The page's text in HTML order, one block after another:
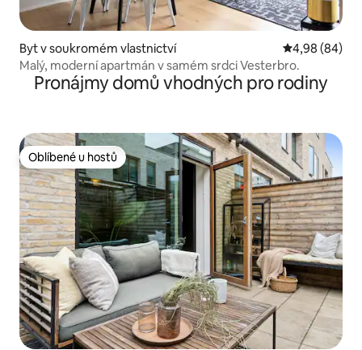
Byt v soukromém vlastnictví Průměrné
4,98 (84)
Malý, moderní apartmán v samém srdci Vesterbro.
Pronájmy domů vhodných pro rodiny
Oblíbené u hostů
Oblíbené u hostů